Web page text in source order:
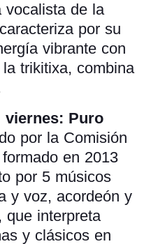
vocalista de la
por su
vibrante con
trikitixa, combina
viernes: Puro
por la Comisión
en 2013
por 5 músicos
y voz, acordeón y
que interpreta
y clásicos en